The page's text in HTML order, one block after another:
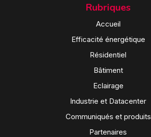
Rubriques
Accueil
Efficacité énergétique
Résidentiel
Bâtiment
Eclairage
Industrie et Datacenter
Communiqués et produits
Partenaires